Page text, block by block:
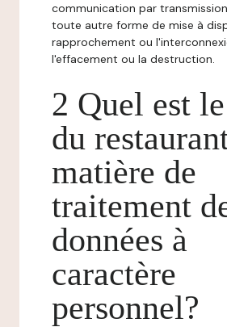
communication par
toute autre forme de mise à
rapprochement ou
l'effacement ou la destruction.
2 Quel est
du
matière de
traitement
données à
caractère
personnel?